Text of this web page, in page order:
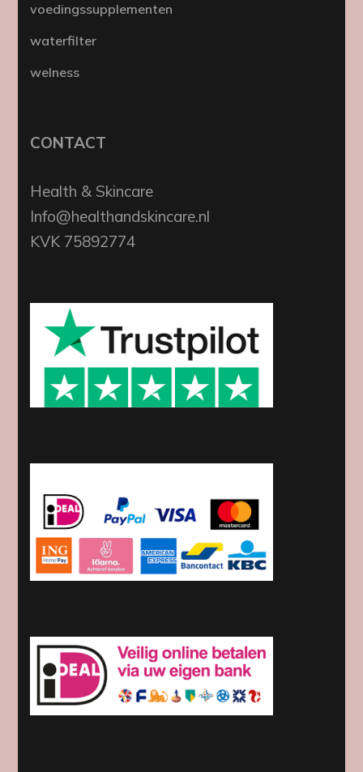
voedingssupplementen
waterfilter
welness
CONTACT
Health & Skincare
Info@healthandskincare.nl
KVK 75892774